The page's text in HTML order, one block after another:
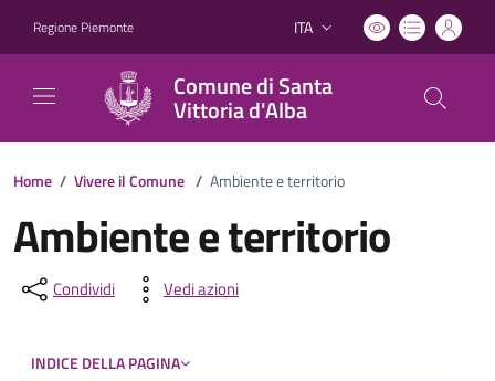
Regione Piemonte Lingua attiva:
ITA
Comune di Santa
Vittoria d'Alba
Home / Vivere il Comune / Ambiente e territorio
Ambiente e territorio
Condividi Vedi azioni
INDICE DELLA PAGINA